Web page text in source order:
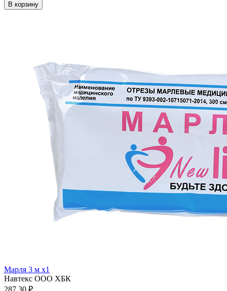
В корзину
Марля 3 м x1
Навтекс ООО ХБК
287.30 ₽